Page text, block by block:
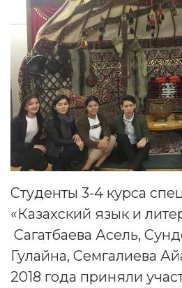
Студенты 3-4 курса
«Казахский язык и
Сагатбаева Асель,
Гулайна, Семгалиева
2018 года приняли